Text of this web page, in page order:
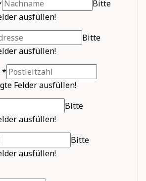
Bitte
ausfüllen!
Bitte
ausfüllen!
*
Felder ausfüllen!
Bitte
ausfüllen!
Bitte
ausfüllen!